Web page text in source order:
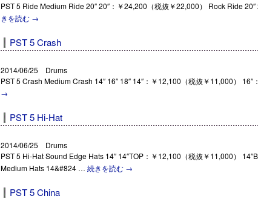
PST 5 Ride Medium Ride 20″ 20″：￥24,200（税抜￥22,000） Rock Ride
きを読む →
PST 5 Crash
2014/06/25 Drums
PST 5 Crash Medium Crash 14″ 16″ 18″ 14″：￥12,100（税抜￥11,000）
→
PST 5 Hi-Hat
2014/06/25 Drums
PST 5 Hi-Hat Sound Edge Hats 14″ 14″TOP：￥12,100（税抜￥11,000）
Medium Hats 14&#824 … 続きを読む →
PST 5 China